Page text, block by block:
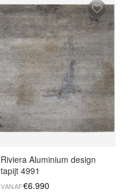
Riviera Aluminium design
tapijt 4991
VANAF€6.990